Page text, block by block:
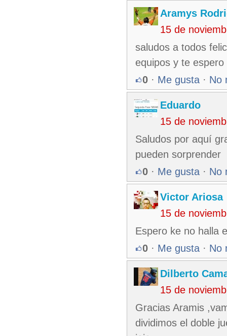
Aramys
15 de
saludos a todos
equipos y te
0 · Me gusta · No
Eduardo
15 de
Saludos por aquí
pueden sorprender
0 · Me gusta · No
Victor Ariosa
15 de
Espero ke no halla
0 · Me gusta · No
Dilberto
15 de
Gracias Aramis
dividimos el doble